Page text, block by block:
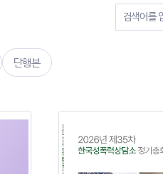
함께 고민하기
상담 통계
단행본